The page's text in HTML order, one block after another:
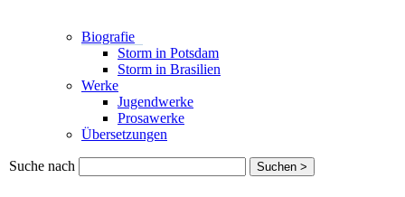
Biografie
Storm in Potsdam
Storm in Brasilien
Werke
Jugendwerke
Prosawerke
Übersetzungen
Suche nach